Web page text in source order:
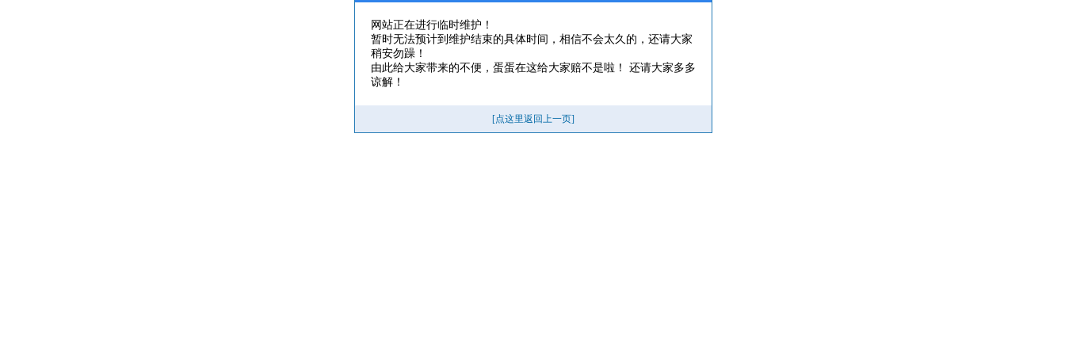
网站正在进行临时维护！
暂时无法预计到维护结束的具体时间，相信不会太久的，还请大家
稍安勿躁！
由此给大家带来的不便，蛋蛋在这给大家赔不是啦！ 还请大家多多
谅解！
[点这里返回上一页]